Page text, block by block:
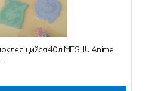
40л MESHU Anime